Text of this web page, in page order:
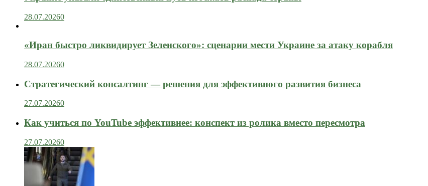
28.07.20260
«Иран быстро ликвидирует Зеленского»: сценарии мести Украине за атаку корабля
28.07.20260
Стратегический консалтинг — решения для эффективного развития бизнеса
27.07.20260
Как учиться по YouTube эффективнее: конспект из ролика вместо пересмотра
27.07.20260